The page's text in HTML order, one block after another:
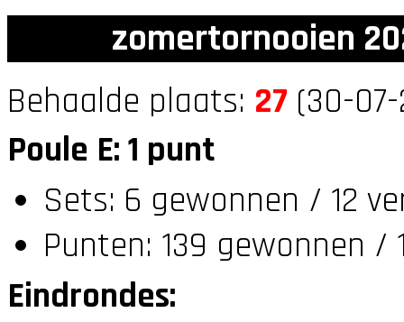
zomertornooien
Behaalde plaats: 27 (30-
Poule E: 1 punt
Sets: 6 gewonnen / 12
Punten: 139 gewonnen /
Eindrondes: